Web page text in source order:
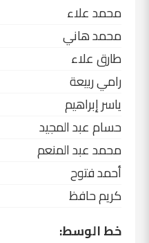
محمد علاء
محمد هاني
طارق علاء
رامي ربيعة
ياسر إبراهيم
حسام عبد المجيد
محمد عبد المنعم
أحمد فتوح
كريم حافظ
خط الوسط: